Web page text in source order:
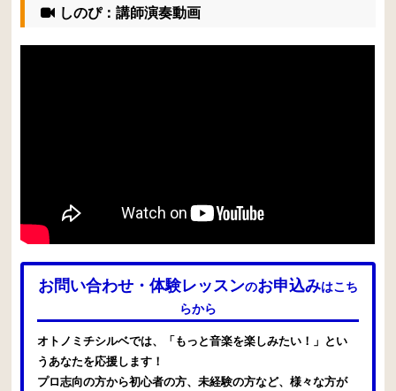
しのぴ：講師演奏動画
お問い合わせ・体験レッスンのお申込みはこち
らから
オトノミチシルベでは、「もっと音楽を楽しみたい！」とい
うあなたを応援します！
プロ志向の方から初心者の方、未経験の方など、様々な方が